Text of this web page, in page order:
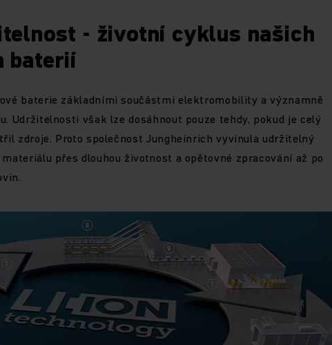
- životní cyklus našich
baterií
baterie základními součástmi elektromobility a významně
Udržitelnosti však lze dosáhnout pouze tehdy, pokud je celý
zdroje. Proto společnost Jungheinrich vyvinula udržitelný
přes dlouhou životnost a opětovné zpracování až po